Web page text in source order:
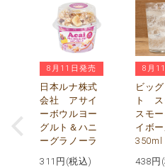
8月11日発売
日本ルナ株式
会社 アサイ
ーボウルヨー
グルト＆ハニ
ーグラノーラ
311 円(税込)
8月
ビッ
ト ス
スモ
イボ
350ml
438 円